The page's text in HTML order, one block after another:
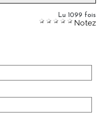
Lu 1099 fois
Notez